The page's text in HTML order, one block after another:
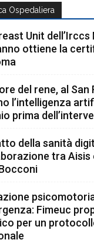
Ospedaliera
Unit
ottiene la
del rene, al San
l’intelligenza
prima
della sanità
tra Aisis
Fimeuc
per un